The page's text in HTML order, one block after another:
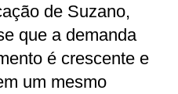
de Suzano,
que a demanda
é crescente e
um mesmo